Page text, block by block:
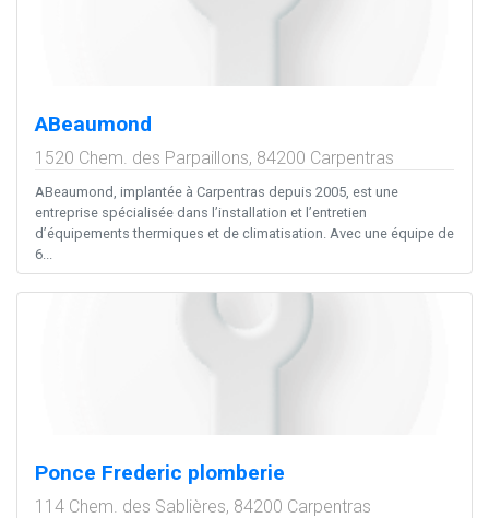
ABeaumond
1520 Chem. des Parpaillons, 84200 Carpentras
ABeaumond, implantée à Carpentras depuis 2005, est une
entreprise spécialisée dans l’installation et l’entretien
d’équipements thermiques et de climatisation. Avec une équipe de
6...
Ponce Frederic plomberie
114 Chem. des Sablières, 84200 Carpentras